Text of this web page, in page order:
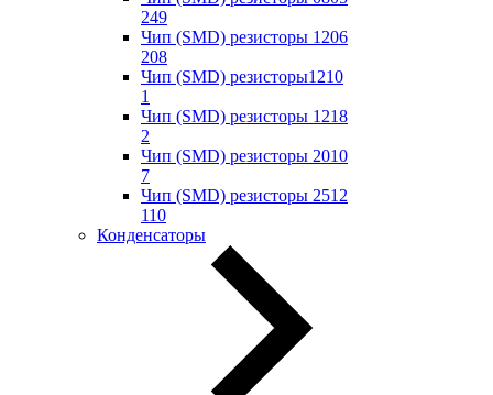
249
Чип (SMD) резисторы 1206
208
Чип (SMD) резисторы1210
1
Чип (SMD) резисторы 1218
2
Чип (SMD) резисторы 2010
7
Чип (SMD) резисторы 2512
110
Конденсаторы